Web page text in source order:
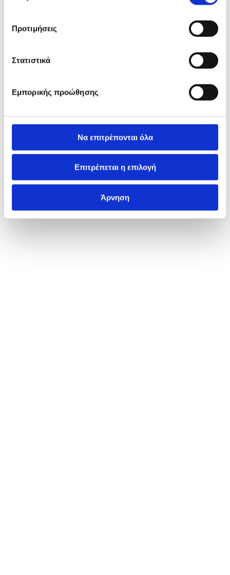
Προτιμήσεις
Στατιστικά
Εμπορικής προώθησης
Να επιτρέπονται όλα
Επιτρέπεται η επιλογή
Άρνηση